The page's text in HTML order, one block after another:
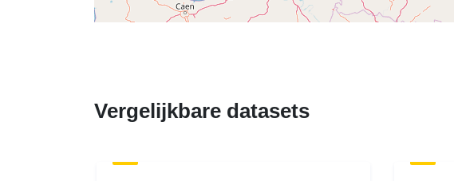
Vergelijkbare datasets